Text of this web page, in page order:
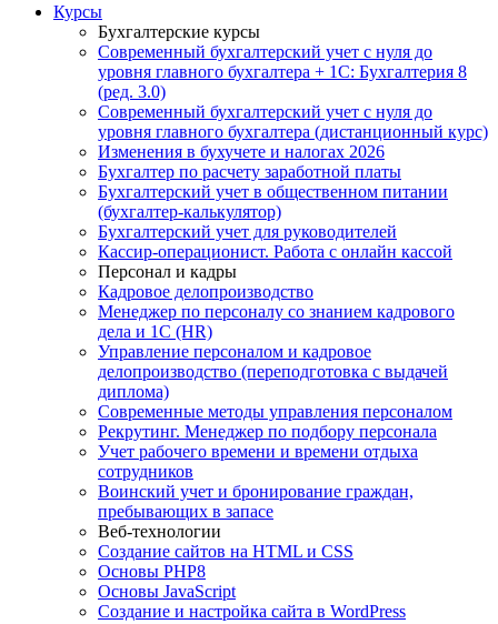
Курсы
Бухгалтерские курсы
Современный бухгалтерский учет с нуля до
уровня главного бухгалтера + 1С: Бухгалтерия 8
(ред. 3.0)
Современный бухгалтерский учет с нуля до
уровня главного бухгалтера (дистанционный курс)
Изменения в бухучете и налогах 2026
Бухгалтер по расчету заработной платы
Бухгалтерский учет в общественном питании
(бухгалтер-калькулятор)
Бухгалтерский учет для руководителей
Кассир-операционист. Работа с онлайн кассой
Персонал и кадры
Кадровое делопроизводство
Менеджер по персоналу со знанием кадрового
дела и 1С (HR)
Управление персоналом и кадровое
делопроизводство (переподготовка с выдачей
диплома)
Современные методы управления персоналом
Рекрутинг. Менеджер по подбору персонала
Учет рабочего времени и времени отдыха
сотрудников
Воинский учет и бронирование граждан,
пребывающих в запасе
Веб-технологии
Создание сайтов на HTML и СSS
Основы PHP8
Основы JavaScript
Создание и настройка сайта в WordPress